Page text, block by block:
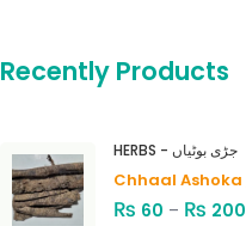
Recently Products
HERBS - جڑی بوٹیاں
₨ 60 – ₨ 200